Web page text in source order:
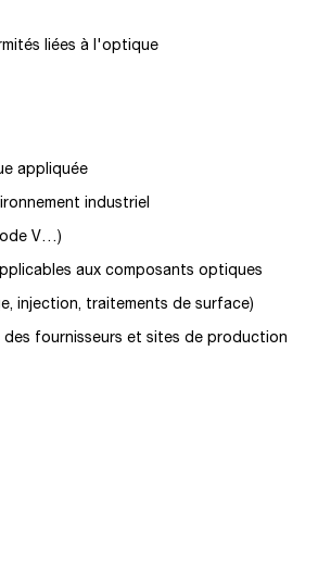
liées à l'optique
appliquée
industriel
V…)
aux composants optiques
injection, traitements de surface)
fournisseurs et sites de production